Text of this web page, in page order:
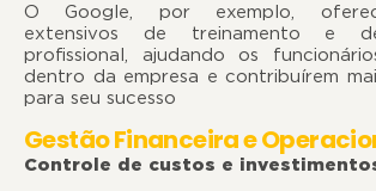
O Google, por exemplo,
extensivos de treinamento e
profissional, ajudando os
dentro da empresa e contribuírem
para seu sucesso
Gestão Financeira e
Controle de custos e